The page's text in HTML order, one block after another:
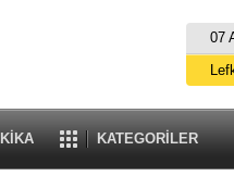
07
KATEGORİLER